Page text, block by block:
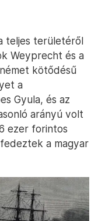
teljes területéről
Weyprecht és a
kötődésű
a
Gyula, és az
arányú volt
ezer forintos
a magyar